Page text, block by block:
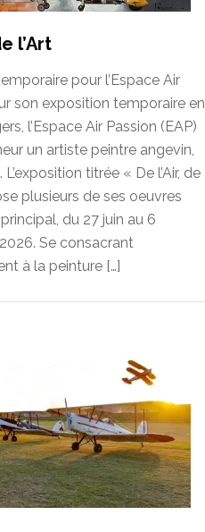
l’Art
pour l’Espace Air
son exposition temporaire en
l’Espace Air Passion (EAP)
un artiste peintre angevin,
titrée « De l’Air, de
plusieurs de ses oeuvres
du 27 juin au 6
Se consacrant
à la peinture […]